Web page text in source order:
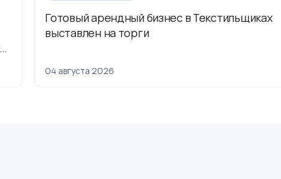
Готовый арендный бизнес в Текстильщиках
выставлен на торги
04 августа 2026